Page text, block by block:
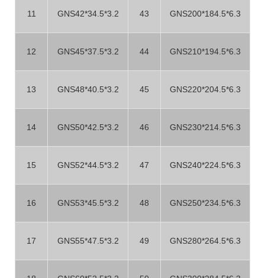
11 GNS42*34.5*3.2 43 GNS200*184.5*6.3
12 GNS45*37.5*3.2 44 GNS210*194.5*6.3
13 GNS48*40.5*3.2 45 GNS220*204.5*6.3
14 GNS50*42.5*3.2 46 GNS230*214.5*6.3
15 GNS52*44.5*3.2 47 GNS240*224.5*6.3
16 GNS53*45.5*3.2 48 GNS250*234.5*6.3
17 GNS55*47.5*3.2 49 GNS280*264.5*6.3